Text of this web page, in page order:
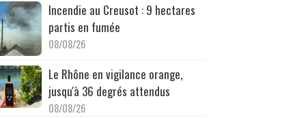
Incendie au Creusot : 9 hectares
partis en fumée
08/08/26
Le Rhône en vigilance orange,
jusqu'à 36 degrés attendus
08/08/26